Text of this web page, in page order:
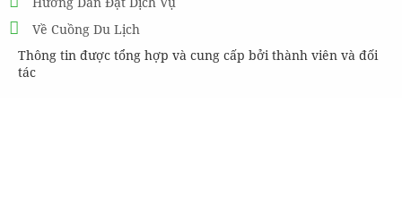
Về Cuồng Du Lịch
Thông tin được tổng hợp và cung cấp bởi thành viên và đối
tác